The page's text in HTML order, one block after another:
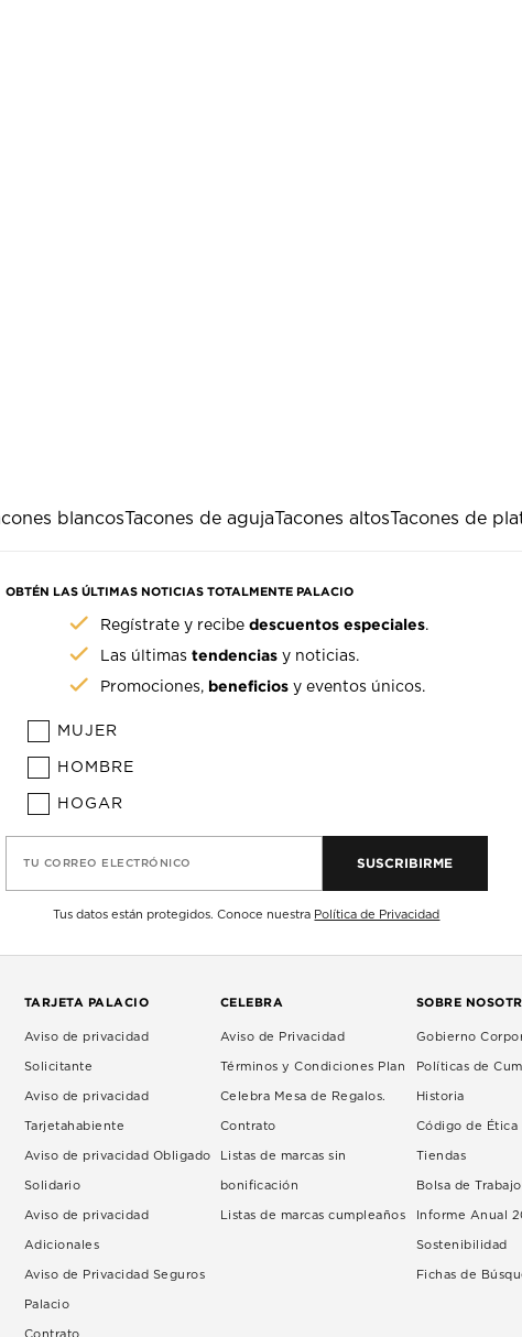
blancosTacones de agujaTacones altosTacones de
OBTÉN LAS ÚLTIMAS NOTICIAS TOTALMENTE PALACIO
Regístrate y recibedescuentos especiales.
Las últimastendencias y noticias.
Promociones, beneficios y eventos únicos.
MUJER
HOMBRE
HOGAR
TU CORREO ELECTRÓNICO SUSCRIBIRME
Tus datos están protegidos. Conoce nuestra Política de Privacidad
TARJETA PALACIO
Aviso de privacidad
Solicitante
Aviso de privacidad
Tarjetahabiente
Aviso de privacidad Obligado
Solidario
Aviso de privacidad
Adicionales
Aviso de Privacidad Seguros
Palacio
Contrato
CELEBRA
Aviso de Privacidad
Términos y Condiciones Plan
Celebra Mesa de Regalos.
Contrato
Listas de marcas sin
bonificación
Listas de marcas cumpleaños
SOBRE
Gobierno
Políticas de
Historia
Código de Ética
Tiendas
Bolsa de Trabajo
Informe Anual
Sostenibilidad
Fichas de